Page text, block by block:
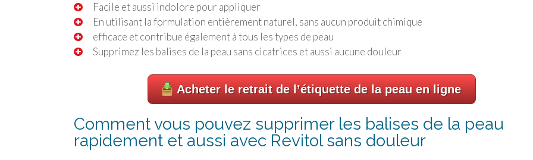
Facile et aussi indolore pour appliquer
En utilisant la formulation entièrement naturel, sans aucun produit chimique
efficace et contribue également à tous les types de peau
Supprimez les balises de la peau sans cicatrices et aussi aucune douleur
Acheter le retrait de l’étiquette de la peau en ligne
Comment vous pouvez supprimer les balises de la peau
rapidement et aussi avec Revitol sans douleur